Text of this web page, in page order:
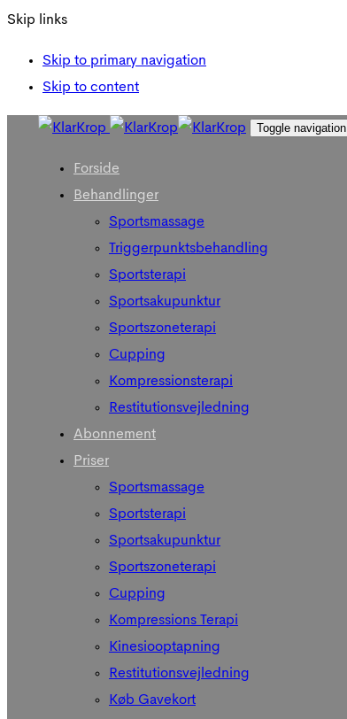
Skip links
Skip to primary navigation
Skip to content
Toggle navigation
Forside
Behandlinger
Sportsmassage
Triggerpunktsbehandling
Sportsterapi
Sportsakupunktur
Sportszoneterapi
Cupping
Kompressionsterapi
Restitutionsvejledning
Abonnement
Priser
Sportsmassage
Sportsterapi
Sportsakupunktur
Sportszoneterapi
Cupping
Kompressions Terapi
Kinesiooptapning
Restitutionsvejledning
Køb Gavekort